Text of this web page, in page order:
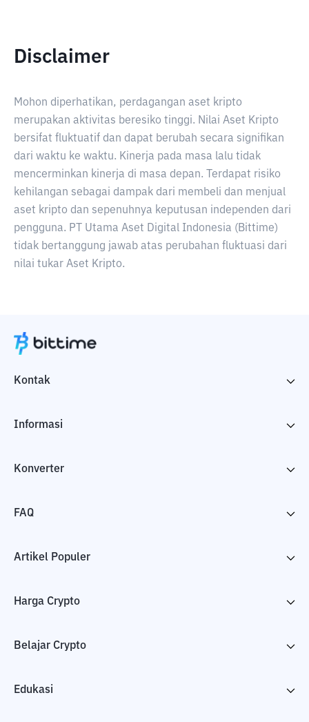
Disclaimer
Mohon diperhatikan, perdagangan aset kripto
merupakan aktivitas beresiko tinggi. Nilai Aset Kripto
bersifat fluktuatif dan dapat berubah secara signifikan
dari waktu ke waktu. Kinerja pada masa lalu tidak
mencerminkan kinerja di masa depan. Terdapat risiko
kehilangan sebagai dampak dari membeli dan menjual
aset kripto dan sepenuhnya keputusan independen dari
pengguna. PT Utama Aset Digital Indonesia (Bittime)
tidak bertanggung jawab atas perubahan fluktuasi dari
nilai tukar Aset Kripto.
Kontak
Informasi
Konverter
FAQ
Artikel Populer
Harga Crypto
Belajar Crypto
Edukasi